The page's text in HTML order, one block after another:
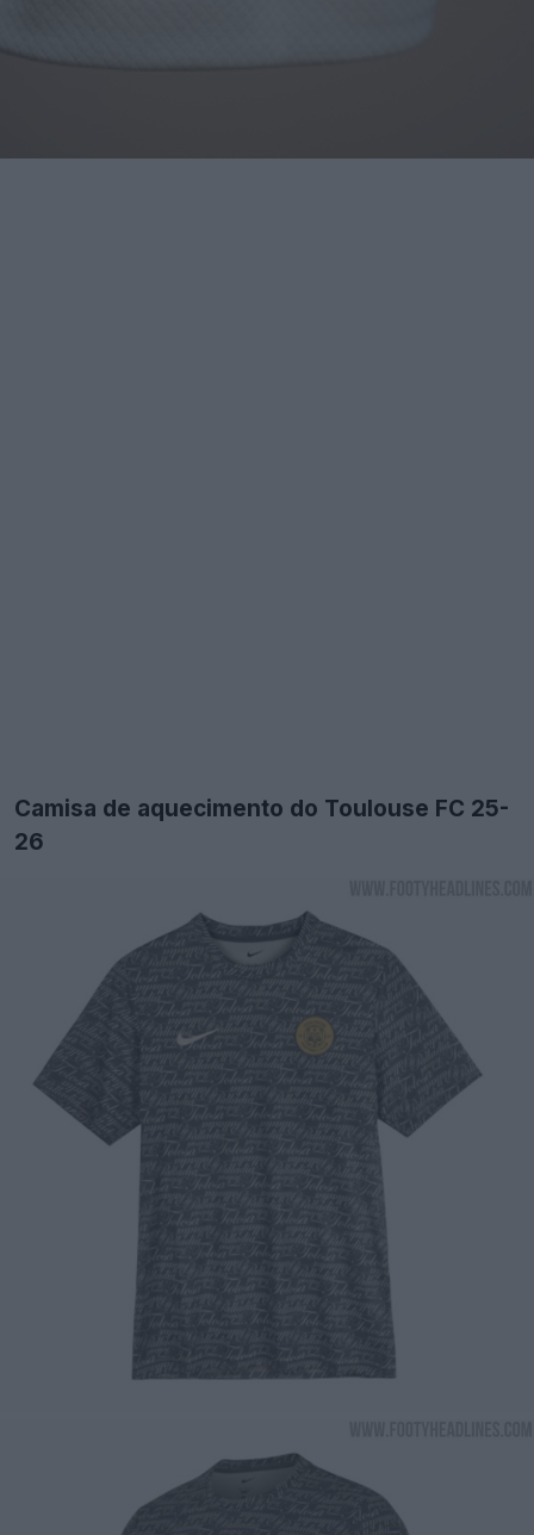
Camisa de aquecimento do Toulouse FC 25-
26